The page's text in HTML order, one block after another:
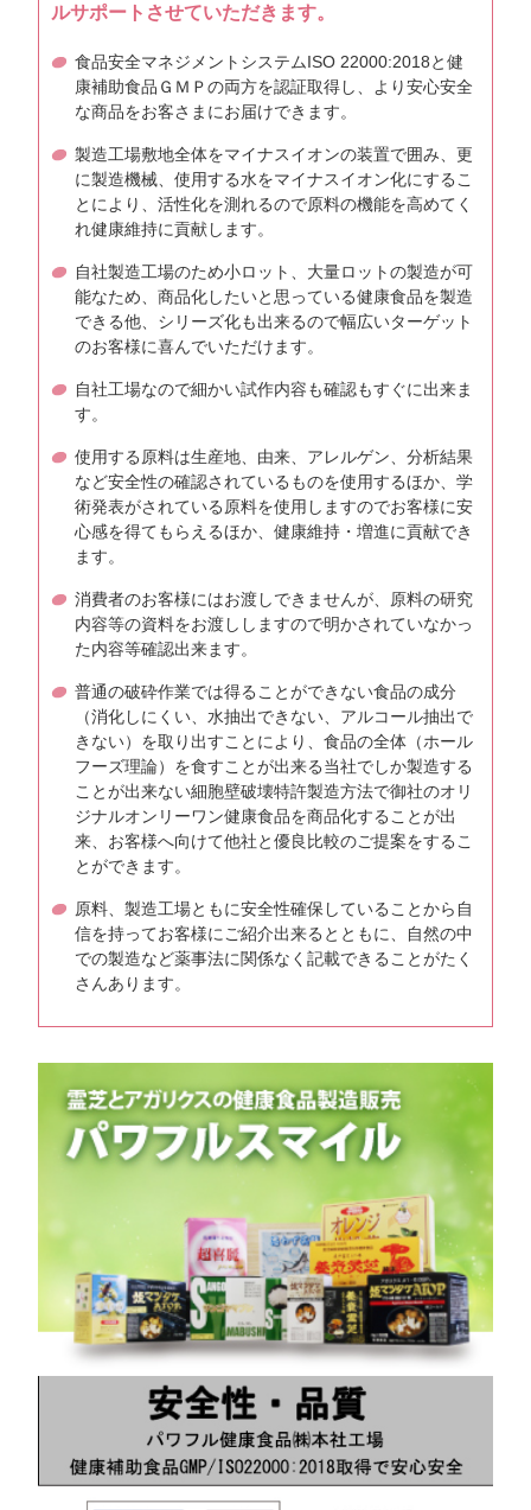
ルサポートさせていただきます。
食品安全マネジメントシステムISO 22000:2018と健
康補助食品ＧＭＰの両方を認証取得し、より安心安全
な商品をお客さまにお届けできます。
製造工場敷地全体をマイナスイオンの装置で囲み、更
に製造機械、使用する水をマイナスイオン化にするこ
とにより、活性化を測れるので原料の機能を高めてく
れ健康維持に貢献します。
自社製造工場のため小ロット、大量ロットの製造が可
能なため、商品化したいと思っている健康食品を製造
できる他、シリーズ化も出来るので幅広いターゲット
のお客様に喜んでいただけます。
自社工場なので細かい試作内容も確認もすぐに出来ま
す。
使用する原料は生産地、由来、アレルゲン、分析結果
など安全性の確認されているものを使用するほか、学
術発表がされている原料を使用しますのでお客様に安
心感を得てもらえるほか、健康維持・増進に貢献でき
ます。
消費者のお客様にはお渡しできませんが、原料の研究
内容等の資料をお渡ししますので明かされていなかっ
た内容等確認出来ます。
普通の破砕作業では得ることができない食品の成分
（消化しにくい、水抽出できない、アルコール抽出で
きない）を取り出すことにより、食品の全体（ホール
フーズ理論）を食すことが出来る当社でしか製造する
ことが出来ない細胞壁破壊特許製造方法で御社のオリ
ジナルオンリーワン健康食品を商品化することが出
来、お客様へ向けて他社と優良比較のご提案をするこ
とができます。
原料、製造工場ともに安全性確保していることから自
信を持ってお客様にご紹介出来るとともに、自然の中
での製造など薬事法に関係なく記載できることがたく
さんあります。